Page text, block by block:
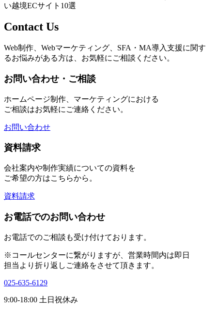
い越境ECサイト10選
Contact Us
Web制作、Webマーケティング、SFA・MA導入支援に関す
るお悩みがある方は、お気軽にご相談ください。
お問い合わせ・ご相談
ホームページ制作、マーケティングにおける
ご相談はお気軽にご連絡ください。
お問い合わせ
資料請求
会社案内や制作実績についての資料を
ご希望の方はこちらから。
資料請求
お電話でのお問い合わせ
お電話でのご相談も受け付けております。
※コールセンターに繋がりますが、営業時間内は即日
担当より折り返しご連絡をさせて頂きます。
025-635-6129
9:00-18:00 土日祝休み